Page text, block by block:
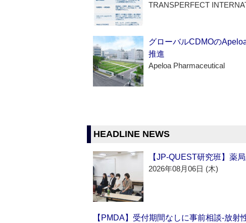
TRANSPERFECT
グローバルCDMOの
推進
Apeloa Pharmaceutical
HEADLINE NEWS
【JP-QUEST研究班】薬
2026年08月06日 (木)
【PMDA】受付期間なしに事前相談‐放射